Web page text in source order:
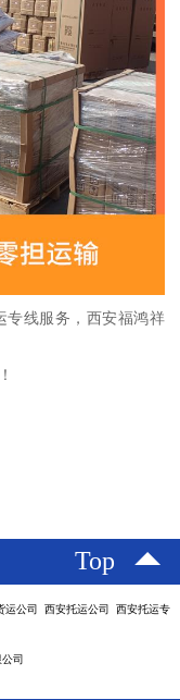
专线服务，西安福鸿祥
Top
运公司 西安托运公司 西安托运专
司